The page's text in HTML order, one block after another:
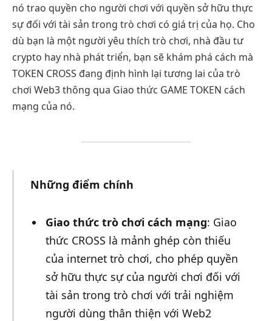
nó trao quyền cho người chơi với quyền sở hữu thực
sự đối với tài sản trong trò chơi có giá trị của họ. Cho
dù bạn là một người yêu thích trò chơi, nhà đầu tư
crypto hay nhà phát triển, bạn sẽ khám phá cách mà
TOKEN CROSS đang định hình lại tương lai của trò
chơi Web3 thông qua Giao thức GAME TOKEN cách
mạng của nó.
Những điểm chính
Giao thức trò chơi cách mạng: Giao
thức CROSS là mảnh ghép còn thiếu
của internet trò chơi, cho phép quyền
sở hữu thực sự của người chơi đối với
tài sản trong trò chơi với trải nghiệm
người dùng thân thiện với Web2